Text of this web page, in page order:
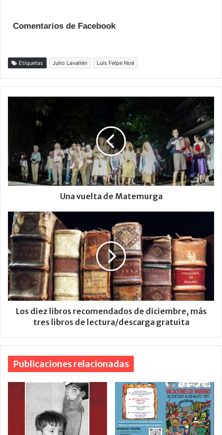
Comentarios de Facebook
Etiquetas Julio Lavallén Luis Felpe Noé
Una vuelta de Matemurga
Los diez libros recomendados de diciembre, más
tres libros de lectura/descarga gratuita
Publicaciones relacionadas